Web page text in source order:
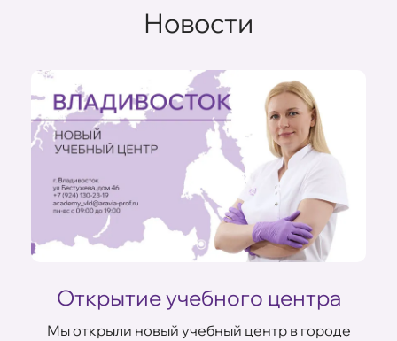
Новости
Открытие учебного центра
Мы открыли новый учебный центр в городе